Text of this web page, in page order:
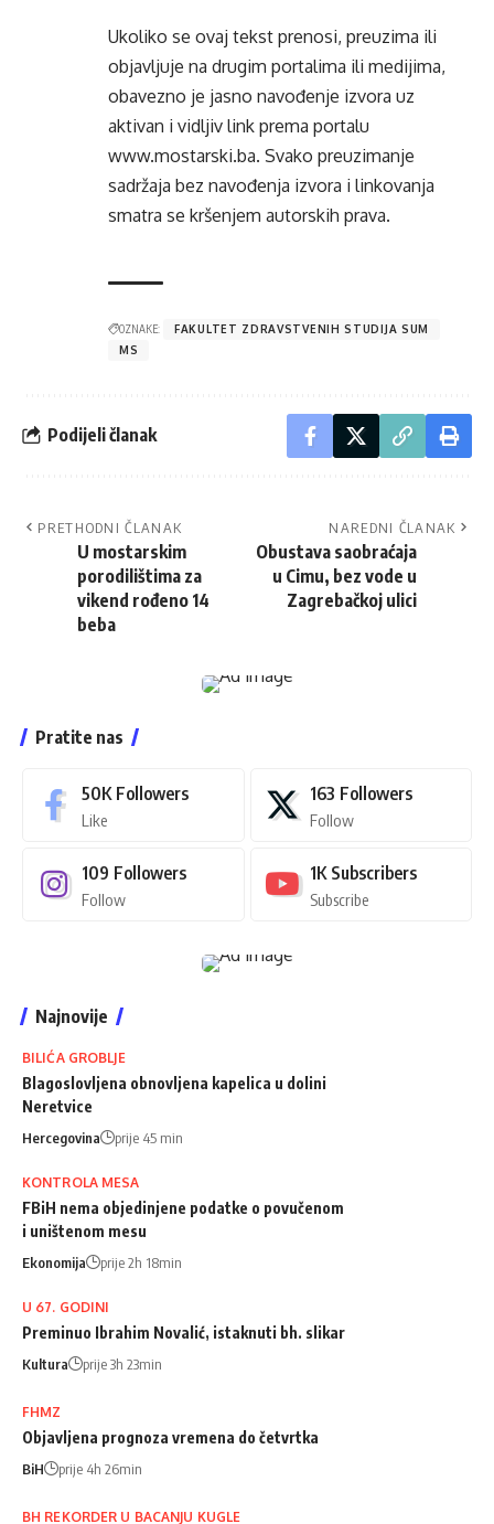
Ukoliko se ovaj tekst prenosi, preuzima ili
objavljuje na drugim portalima ili medijima,
obavezno je jasno navođenje izvora uz
aktivan i vidljiv link prema portalu
www.mostarski.ba. Svako preuzimanje
sadržaja bez navođenja izvora i linkovanja
smatra se kršenjem autorskih prava.
OZNAKE:
FAKULTET ZDRAVSTVENIH STUDIJA SUM
MS
Podijeli članak
PRETHODNI ČLANAK
U mostarskim
porodilištima za
vikend rođeno 14
beba
NAREDNI ČLANAK
Obustava saobraćaja
u Cimu, bez vode u
Zagrebačkoj ulici
Pratite nas
50K Followers
Like
163 Followers
Follow
109 Followers
Follow
1K Subscribers
Subscribe
Najnovije
BILIĆA GROBLJE
Blagoslovljena obnovljena kapelica u dolini
Neretvice
Hercegovina prije 45 min
KONTROLA MESA
FBiH nema objedinjene podatke o povučenom
i uništenom mesu
Ekonomija prije 2h 18min
U 67. GODINI
Preminuo Ibrahim Novalić, istaknuti bh. slikar
Kultura prije 3h 23min
FHMZ
Objavljena prognoza vremena do četvrtka
BiH prije 4h 26min
BH REKORDER U BACANJU KUGLE